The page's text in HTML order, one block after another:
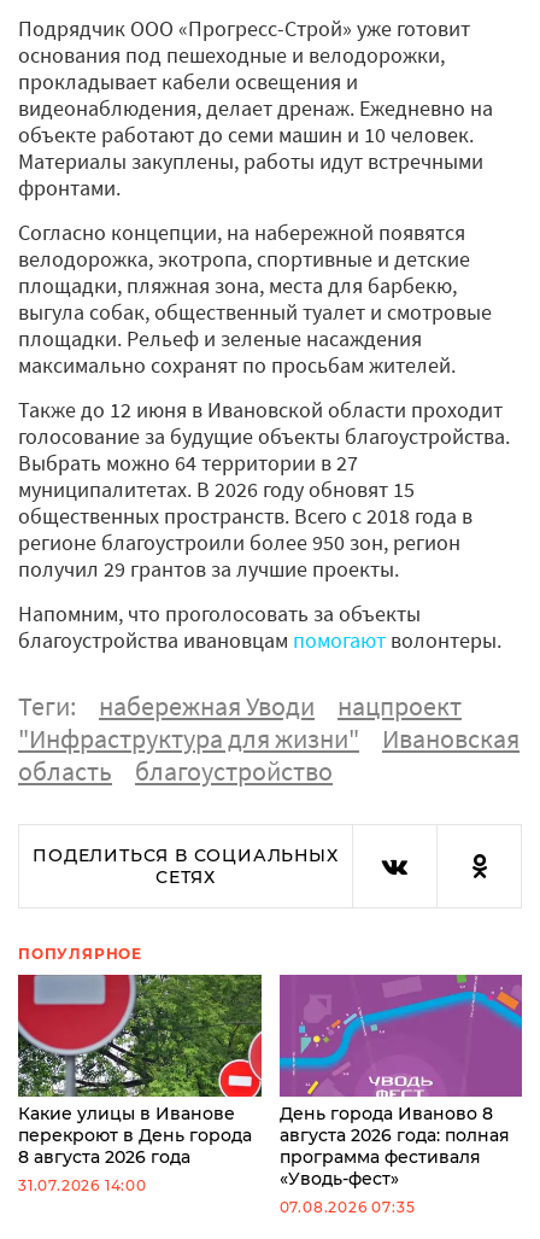
Подрядчик ООО «Прогресс-Строй» уже готовит
основания под пешеходные и велодорожки,
прокладывает кабели освещения и
видеонаблюдения, делает дренаж. Ежедневно на
объекте работают до семи машин и 10 человек.
Материалы закуплены, работы идут встречными
фронтами.
Согласно концепции, на набережной появятся
велодорожка, экотропа, спортивные и детские
площадки, пляжная зона, места для барбекю,
выгула собак, общественный туалет и смотровые
площадки. Рельеф и зеленые насаждения
максимально сохранят по просьбам жителей.
Также до 12 июня в Ивановской области проходит
голосование за будущие объекты благоустройства.
Выбрать можно 64 территории в 27
муниципалитетах. В 2026 году обновят 15
общественных пространств. Всего с 2018 года в
регионе благоустроили более 950 зон, регион
получил 29 грантов за лучшие проекты.
Напомним, что проголосовать за объекты
благоустройства ивановцам помогают волонтеры.
Теги: набережная Уводи
нацпроект
"Инфраструктура для жизни"
Ивановская
область
благоустройство
ПОДЕЛИТЬСЯ В СОЦИАЛЬНЫХ
СЕТЯХ
ПОПУЛЯРНОЕ
Какие улицы в Иванове
перекроют в День города
8 августа 2026 года
31.07.2026 14:00
День города Иваново 8
августа 2026 года: полная
программа фестиваля
«Уводь-фест»
07.08.2026 07:35